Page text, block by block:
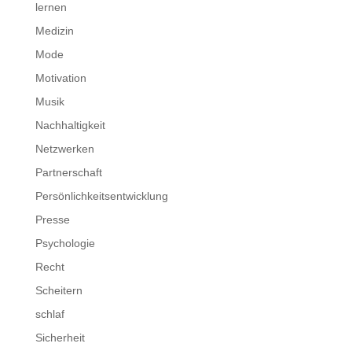
lernen
Medizin
Mode
Motivation
Musik
Nachhaltigkeit
Netzwerken
Partnerschaft
Persönlichkeitsentwicklung
Presse
Psychologie
Recht
Scheitern
schlaf
Sicherheit